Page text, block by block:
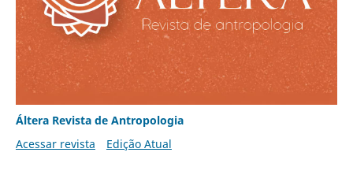
Áltera Revista de Antropologia
Acessar revista
Edição Atual